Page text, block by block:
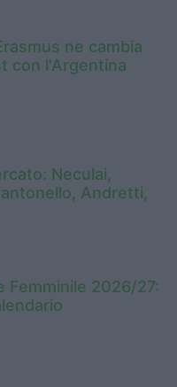
ne cambia
con l'Argentina
Neculai,
Andretti,
Femminile 2026/27: